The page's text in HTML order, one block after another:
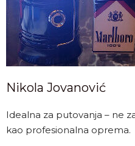
Nikola Jovanović
Idealna za putovanja – ne
kao profesionalna oprema.